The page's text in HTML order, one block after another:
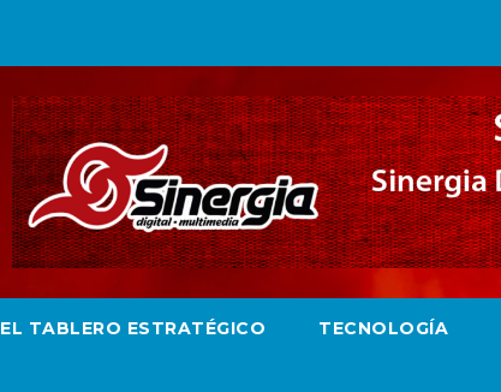
EL TABLERO ESTRATÉGICO TECNOLOGÍA